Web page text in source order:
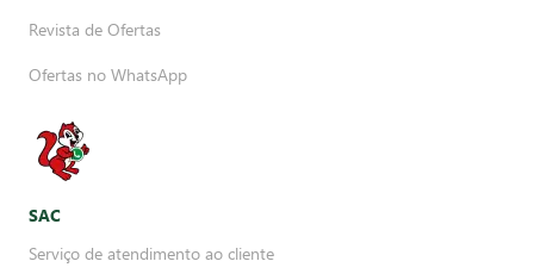
Revista de Ofertas
Ofertas no WhatsApp
SAC
Serviço de atendimento ao cliente